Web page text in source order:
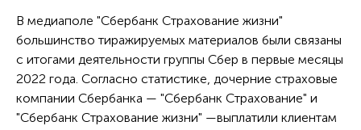
В медиаполе "Сбербанк Страхование жизни"
большинство тиражируемых материалов были связаны
с итогами деятельности группы Сбер в первые месяцы
2022 года. Согласно статистике, дочерние страховые
компании Сбербанка — "Сбербанк Страхование" и
"Сбербанк Страхование жизни" —выплатили клиентам